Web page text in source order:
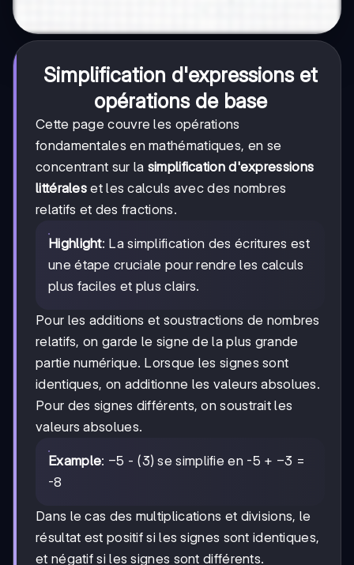
Simplification d'expressions et
opérations de base
Cette page couvre les opérations
fondamentales en mathématiques, en se
concentrant sur la simplification d'expressions
littérales et les calculs avec des nombres
relatifs et des fractions.
Highlight: La simplification des écritures est
une étape cruciale pour rendre les calculs
plus faciles et plus clairs.
Pour les additions et soustractions de nombres
relatifs, on garde le signe de la plus grande
partie numérique. Lorsque les signes sont
identiques, on additionne les valeurs absolues.
Pour des signes différents, on soustrait les
valeurs absolues.
Example: -5
−5 - (3) se simplifie en -5 + -3
−3 =
-8
Dans le cas des multiplications et divisions, le
résultat est positif si les signes sont identiques,
et négatif si les signes sont différents.